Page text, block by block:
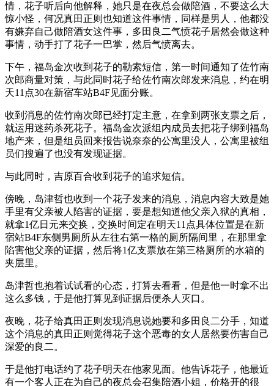
情，花子听后向他解释，她只是在夜总会做陪酒，不要这么大
惊小怪，何况真田正则也知道这件事情，同样是男人，他都没
有嫌弃自己做陪酒女这件事，多田良二气愤花子居然会做这种
事情，动手打了花子一巴掌，然后气愤离去。
下午，福岛金次收到花子的勒索短信，第一时间通知了佐竹南
次郎商量对策，与此同时花子给佐竹南次郎发来消息，约在明
天11点30在新宿车站B4F见面分账。
收到消息的佐竹南次郎已经打定主意，在拿到两张支票之后，
就运用迷药杀死花子。福岛金次派组内成员去把花子绑到福岛
地产来，但是组员回来报告说奈奈的公寓里没人，公寓里被组
员们搜遍了也没有发现证据。
与此同时，吉原百合收到花子的追求短信。
傍晚，岛津哲也收到一个花子发来的消息，消息内容大致是她
手里有父亲被人陷害的证据，要是想知道他父亲入狱的真相，
就拿1亿日元来交换，交换时间定在明天11点具体位置是在新
宿站B4F东侧男厕所从左往右第一格的厕所隔间里，在那里拿
陷害他父亲的证据，然后将1亿支票放在第三格厕所的水箱的
夹层里。
岛津哲也抱着试试看的心态，打算去看看，但是他一时拿不出
这么多钱，于是他打算见到证据后便杀人灭口。
夜晚，花子给真田正则发现消息说她要和多田良二分手，知道
这个消息的真田正则觉得花子这个恶毒的女人居然要伤害自己
深爱的良二。
于是他打电话约了花子明天在他家见面。他告诉花子，他最近
有一个客人正在为自己的夜总会召集陪酒小姐，价格开的很